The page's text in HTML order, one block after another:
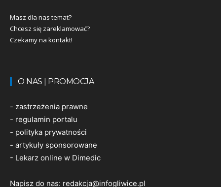
Masz dla nas temat?
Chcesz się zareklamować?
Czekamy na kontakt!
O NAS | PROMOCJA
- zastrzeżenia prawne
- regulamin portalu
- polityka prywatności
- artykuły sponsorowane
- Lekarz online w Dimedic
Napisz do nas: redakcja@infogliwice.pl